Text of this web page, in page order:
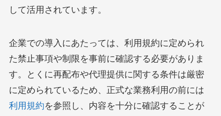
して活用されています。
企業での導入にあたっては、利用規約に定められ
た禁止事項や制限を事前に確認する必要がありま
す。とくに再配布や代理提供に関する条件は厳密
に定められているため、正式な業務利用の前には
利用規約を参照し、内容を十分に確認することが